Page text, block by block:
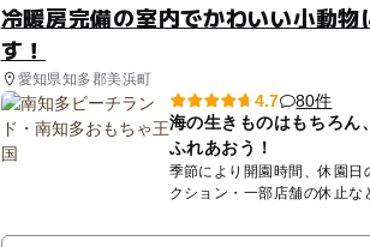
冷暖房完備の室内でかわいい小動物
す！
愛知県知多郡美浜町
4.7
80件
海の生きものはもちろん
ふれあおう！
季節により開園時間、休園日
クション・一部店舗の休止
ますようお...